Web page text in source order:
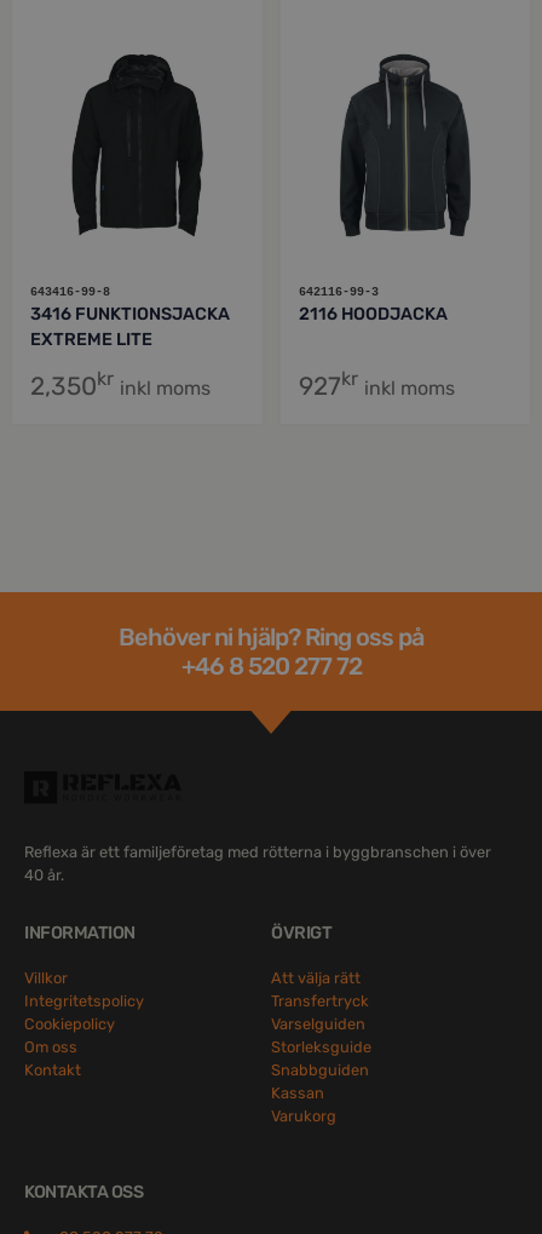
643416-99-8
3416 FUNKTIONSJACKA
EXTREME LITE
2,350kr inkl moms
642116-99-3
2116 HOODJACKA
927kr inkl moms
Behöver ni hjälp? Ring oss på
+46 8 520 277 72
Reflexa är ett familjeföretag med rötterna i byggbranschen i över
40 år.
INFORMATION
Villkor
Integritetspolicy
Cookiepolicy
Om oss
Kontakt
ÖVRIGT
Att välja rätt
Transfertryck
Varselguiden
Storleksguide
Snabbguiden
Kassan
Varukorg
KONTAKTA OSS